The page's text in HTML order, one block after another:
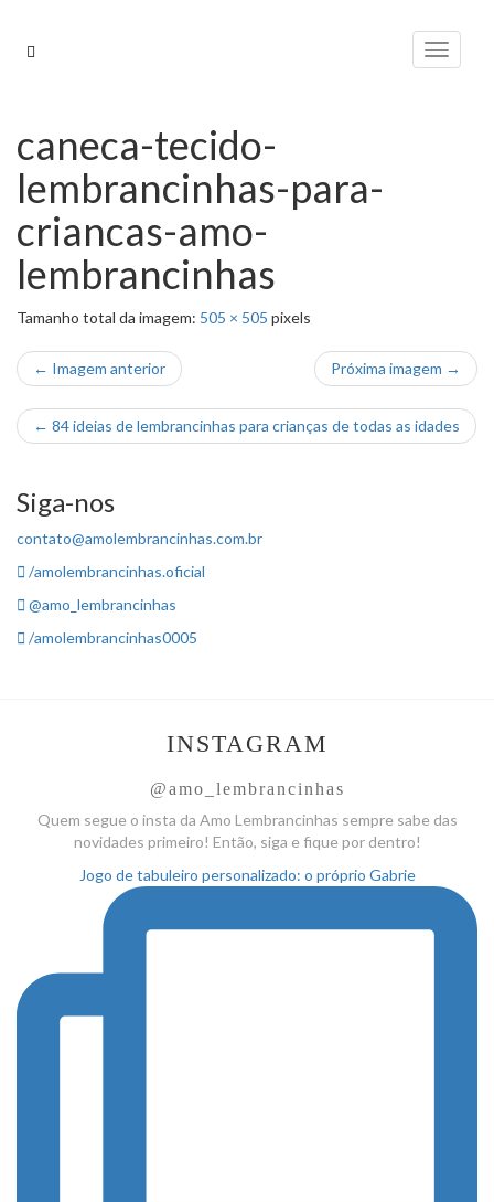
para
Alternar
caneca-tecido-
lembrancinhas-para-
criancas-amo-
lembrancinhas
Tamanho total da imagem: 505 × 505 pixels
← Imagem anterior Próxima imagem →
← 84 ideias de lembrancinhas para crianças de todas as idades
Siga-nos
contato@amolembrancinhas.com.br
/amolembrancinhas.oficial
@amo_lembrancinhas
/amolembrancinhas0005
INSTAGRAM
@amo_lembrancinhas
Quem segue o insta da Amo Lembrancinhas sempre sabe das
novidades primeiro! Então, siga e fique por dentro!
Jogo de tabuleiro personalizado: o próprio Gabrie